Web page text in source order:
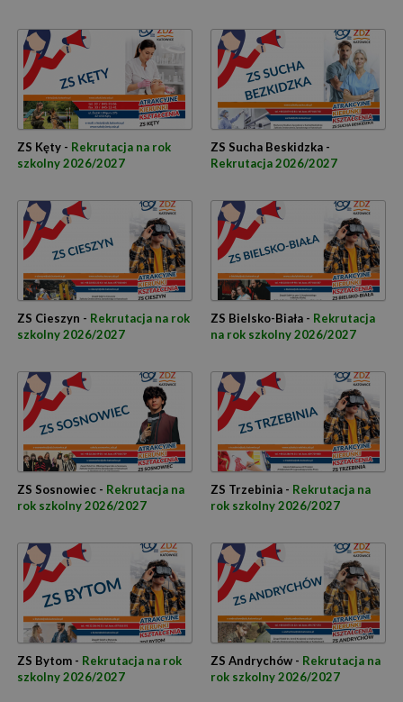
ZS Kęty - Rekrutacja na rok
szkolny 2026/2027
ZS Sucha Beskidzka -
Rekrutacja 2026/2027
ZS Cieszyn - Rekrutacja na rok
szkolny 2026/2027
ZS Bielsko-Biała - Rekrutacja
na rok szkolny 2026/2027
ZS Sosnowiec - Rekrutacja na
rok szkolny 2026/2027
ZS Trzebinia - Rekrutacja na
rok szkolny 2026/2027
ZS Bytom - Rekrutacja na rok
szkolny 2026/2027
ZS Andrychów - Rekrutacja na
rok szkolny 2026/2027